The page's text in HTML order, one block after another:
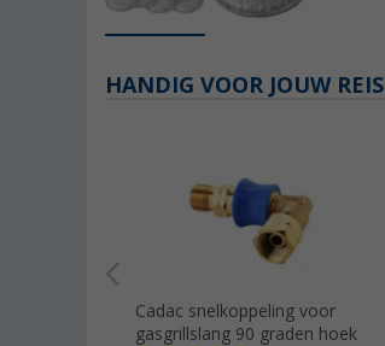
HANDIG VOOR JOUW REIS
Cadac snelkoppeling voor
gasgrillslang 90 graden hoek